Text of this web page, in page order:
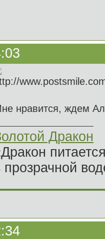
нравится, ждем
Дракон
прозрачной